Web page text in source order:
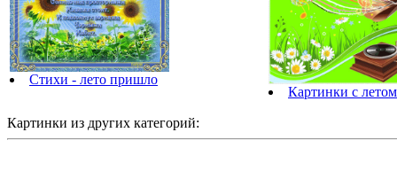
Стихи - лето пришло
Картинки с летом
Картинки из других категорий: